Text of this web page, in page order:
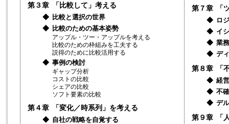
第３章 「比較して」考える
◆ 比較と選択の世界
◆ 比較のための基本姿勢
アップル・ツー・アップルを考える
比較のための枠組みを工夫する
説得のために比較活用する
◆ 事例の検討
ギャップ分析
コストの比較
シェアの比較
ソフト要素の比較
第４章 「変化／時系列」を考える
◆ 自社の戦略を自覚する
第７章 「
◆ ロ
◆ イ
◆ 業
◆ デ
第８章 「
◆ 経
◆ 不
◆ デ
第９章 「